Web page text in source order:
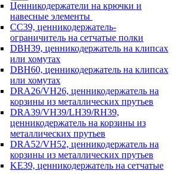
Ценникодержатели на крючки и
навесные элементы
CC39, ценникодержатель-
ограничитель на сетчатые полки
DBH39, ценникодержатель на клипсах
или хомутах
DBH60, ценникодержатель на клипсах
или хомутах
DRA26/VH26, ценникодержатель на
корзины из металлических прутьев
DRA39/VH39/LH39/RH39,
ценникодержатель на корзины из
металлических прутьев
DRA52/VH52, ценникодержатель на
корзины из металлических прутьев
KE39, ценникодержатель на сетчатые